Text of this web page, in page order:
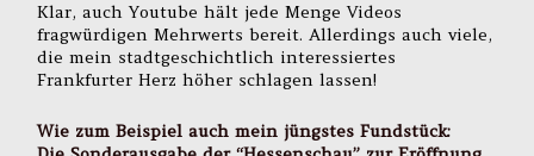
Klar, auch Youtube hält jede Menge Videos
fragwürdigen Mehrwerts bereit. Allerdings auch viele,
die mein stadtgeschichtlich interessiertes
Frankfurter Herz höher schlagen lassen!
Wie zum Beispiel auch mein jüngstes Fundstück: